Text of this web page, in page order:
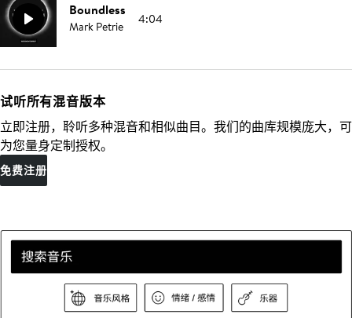
Boundless
Mark Petrie 4:04
试听所有混音版本
立即注册，聆听多种混音和相似曲目。我们的曲库规模庞大，可
为您量身定制授权。
免费注册